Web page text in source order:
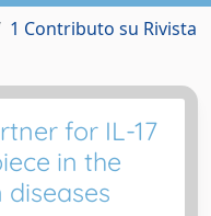
1 Contributo su Rivista
for IL-17
in the
diseases